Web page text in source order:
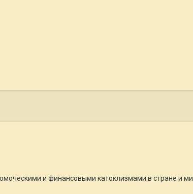
и финансовыми катоклизмами в стране и